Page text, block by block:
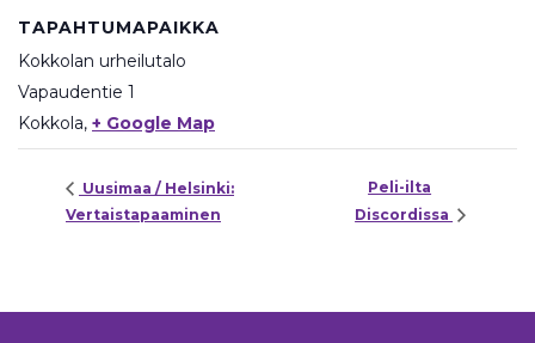
TAPAHTUMAPAIKKA
Kokkolan urheilutalo
Vapaudentie 1
Kokkola, + Google Map
Uusimaa / Helsinki:
Vertaistapaaminen
Peli-ilta
Discordissa